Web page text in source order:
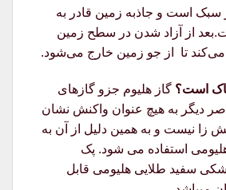
است و جاذبه زمین قادر به
از آزاد شدن در سطح زمین
می‌کند تا از جو زمین خارج می‌شود.
است؟ گاز هلیوم جزو گازهای
دیگر به هیچ عنوان واکنش نشان
زا نیست و به همین دلیل از آن به
استفاده می شود. پک
سفید طلایی هلیومی قابل